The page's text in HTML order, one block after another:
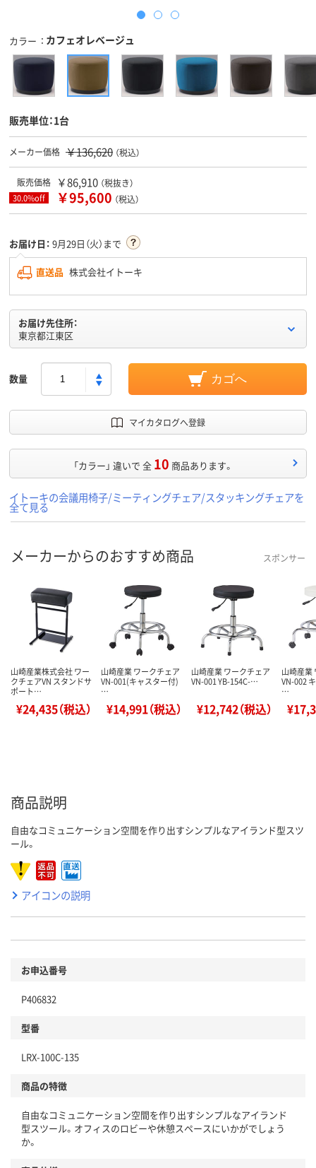
カラー カフェオレベージュ
販売単位：1台
メーカー価格 ￥136,620 （税込）
販売価格 ￥86,910 （税抜き）
30.0%off ￥95,600 （税込）
お届け日： 9月29日（火）まで
直送品 株式会社イトーキ
お届け先住所：
東京都江東区
数量 カゴへ
マイカタログへ登録
「カラー」 違いで 全 10 商品あります。
イトーキの会議用椅子/ミーティングチェア/スタッキングチェアを
全て見る
メーカーからのおすすめ商品 スポンサー
山崎産業株式会社 ワー
クチェアVN スタンドサ
ポート…
¥24,435（税込）
山崎産業 ワークチェア
VN-001(キャスター付)
…
¥14,991（税込）
山崎産業 ワークチェア
VN-001 YB-154C-…
¥12,742（税込）
山崎産業
VN-002
…
商品説明
自由なコミュニケーション空間を作り出すシンプルなアイランド型スツ
ール。
アイコンの説明
お申込番号
P406832
型番
LRX-100C-135
商品の特徴
自由なコミュニケーション空間を作り出すシンプルなアイランド
型スツール。オフィスのロビーや休憩スペースにいかがでしょう
か。